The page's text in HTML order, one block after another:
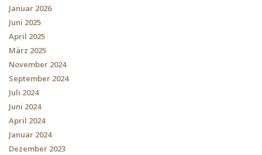
Januar 2026
Juni 2025
April 2025
März 2025
November 2024
September 2024
Juli 2024
Juni 2024
April 2024
Januar 2024
Dezember 2023